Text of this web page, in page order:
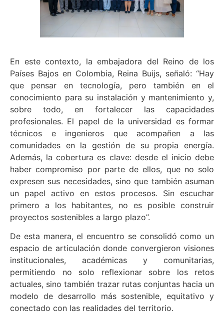
En este contexto, la embajadora del Reino de los
Países Bajos en Colombia, Reina Buijs, señaló: “Hay
que pensar en tecnología, pero también en el
conocimiento para su instalación y mantenimiento y,
sobre todo, en fortalecer las capacidades
profesionales. El papel de la universidad es formar
técnicos e ingenieros que acompañen a las
comunidades en la gestión de su propia energía.
Además, la cobertura es clave: desde el inicio debe
haber compromiso por parte de ellos, que no solo
expresen sus necesidades, sino que también asuman
un papel activo en estos procesos. Sin escuchar
primero a los habitantes, no es posible construir
proyectos sostenibles a largo plazo”.
De esta manera, el encuentro se consolidó como un
espacio de articulación donde convergieron visiones
institucionales, académicas y comunitarias,
permitiendo no solo reflexionar sobre los retos
actuales, sino también trazar rutas conjuntas hacia un
modelo de desarrollo más sostenible, equitativo y
conectado con las realidades del territorio.